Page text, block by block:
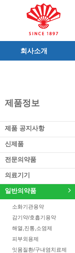
회사소개
사가
연구소/공장
가족친화우수기업
오시는길
가족회사
제품정보
제품 공지사항
신제품
전문의약품
의료기기
일반의약품
소화기관용약
감기약/호흡기용약
해열,진통,소염제
피부외용제
잇몸질환/구내염치료제